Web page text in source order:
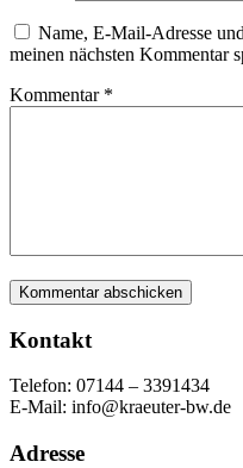
Name, E-Mail-Adresse
meinen nächsten Kommentar
Kommentar *
Kontakt
Telefon: 07144 – 3391434
E-Mail: info@kraeuter-bw.de
Adresse